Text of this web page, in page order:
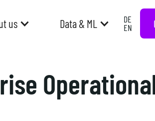
us Data & ML DE
EN